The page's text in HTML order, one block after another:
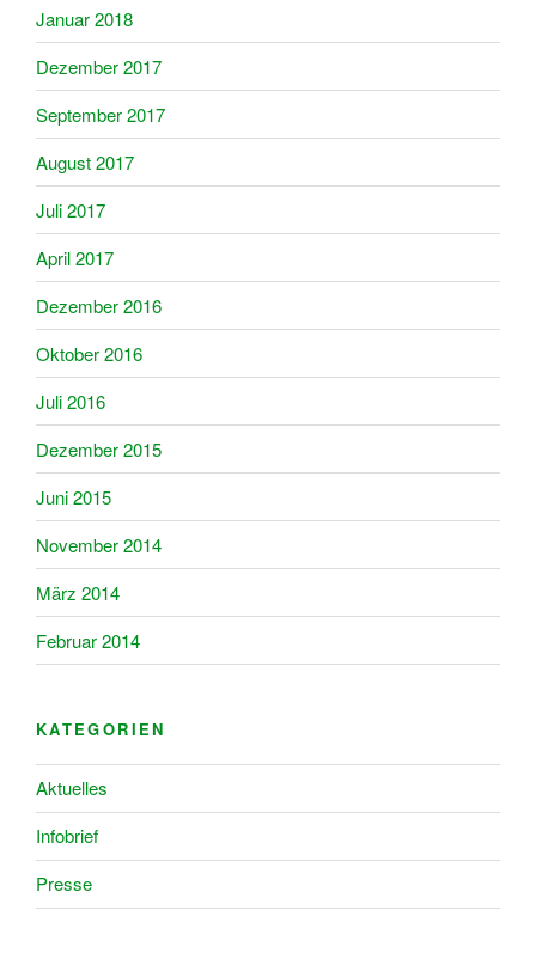
Januar 2018
Dezember 2017
September 2017
August 2017
Juli 2017
April 2017
Dezember 2016
Oktober 2016
Juli 2016
Dezember 2015
Juni 2015
November 2014
März 2014
Februar 2014
KATEGORIEN
Aktuelles
Infobrief
Presse